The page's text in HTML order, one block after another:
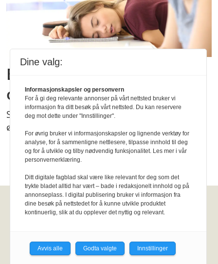
En av tre sliter med søvn,
og unge hardest rammet
Søvnvansker er utbredt i Norge, og ser ut til å
øke, ifølge Folkehelserapporten.
Fysioterapeuten
Oslo. Personvernerklæring
KI-
retningslinjer Epost:fysioterapeuten@fysi
Dine valg:
Informasjonskapsler og personvern
For å gi deg relevante annonser på vårt nettsted bruker vi
informasjon fra ditt besøk på vårt nettsted. Du kan reservere
deg mot dette under "Innstillinger".
For øvrig bruker vi informasjonskapsler og lignende verktøy for
analyse, for å sammenligne nettlesere, tilpasse innhold til deg
og for å utvikle og tilby nødvendig funksjonalitet. Les mer i vår
personvernerklæring.
Ditt digitale fagblad skal være like relevant for deg som det
trykte bladet alltid har vært – bade i redaksjonelt innhold og på
annonseplass. I digital publisering bruker vi informasjon fra
dine besøk på nettstedet for å kunne utvikle produktet
kontinuerlig, slik at du opplever det nyttig og relevant.
Avvis alle Godta valgte Innstillinger